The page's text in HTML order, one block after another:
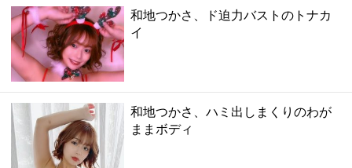
和地つかさ、ド迫力バストのトナカ
イ
和地つかさ、ハミ出しまくりのわが
ままボディ